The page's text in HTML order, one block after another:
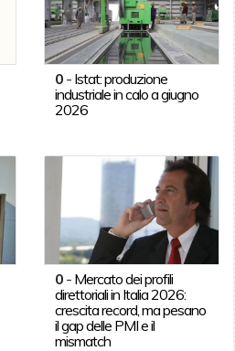
0 - Istat: produzione
industriale in calo a giugno
2026
0 - Mercato dei profili
direttoriali in Italia 2026:
crescita record, ma pesano
il gap delle PMI e il
mismatch